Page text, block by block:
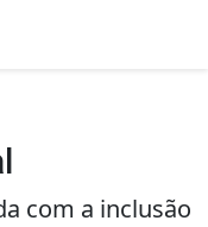
com a inclusão